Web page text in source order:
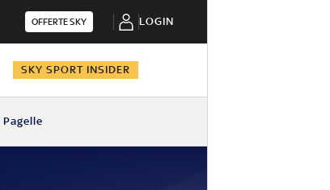
OFFERTE SKY LOGIN
SKY SPORT INSIDER
Pagelle